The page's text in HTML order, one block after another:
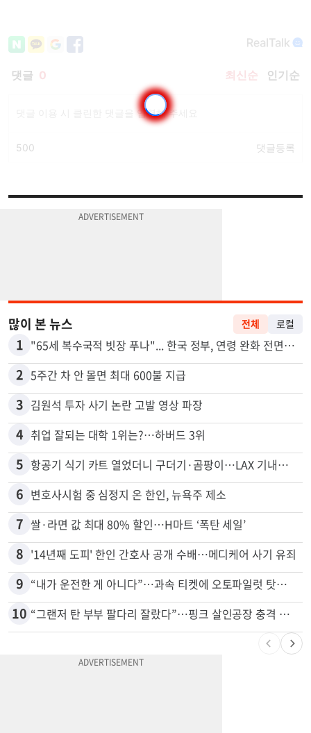
많이 본 뉴스
1
2 5주간 차 안 몰면 최대 600불 지급
3 김원석 투자 사기 논란 고발 영상 파장
4 취업 잘되는 대학 1위는?…하버드 3위
5
6 변호사시험 중 심정지 온 한인, 뉴욕주 제소
7 쌀·라면 값 최대 80% 할인…H마트 ‘폭탄 세일’
8 '14년째 도피' 한인 간호사 공개 수배…메디케어 사기 유죄
9 “내가 운전한 게 아니다”…과속 티켓에 오토파일럿 탓한 운전자
“그랜저 탄 부부 팔다리 잘랐다”…핑크 살인공장 충격 실체